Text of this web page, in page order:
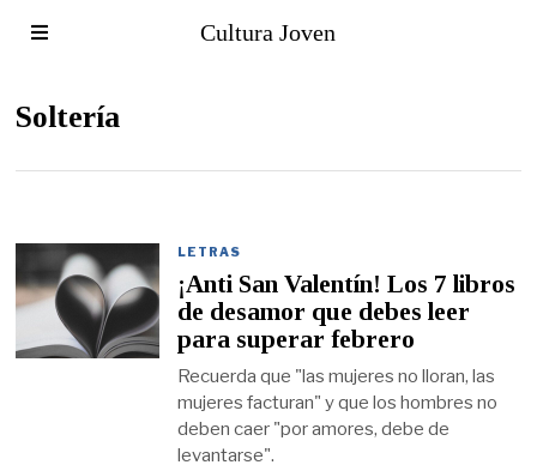
Cultura Joven
Soltería
LETRAS
¡Anti San Valentín! Los 7 libros
de desamor que debes leer
para superar febrero
Recuerda que "las mujeres no lloran, las
mujeres facturan" y que los hombres no
deben caer "por amores, debe de
levantarse".